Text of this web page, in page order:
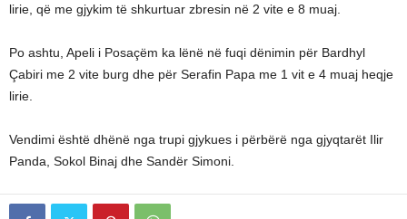
lirie, që me gjykim të shkurtuar zbresin në 2 vite e 8 muaj.
Po ashtu, Apeli i Posaçëm ka lënë në fuqi dënimin për Bardhyl
Çabiri me 2 vite burg dhe për Serafin Papa me 1 vit e 4 muaj heqje
lirie.
Vendimi është dhënë nga trupi gjykues i përbërë nga gjyqtarët Ilir
Panda, Sokol Binaj dhe Sandër Simoni.